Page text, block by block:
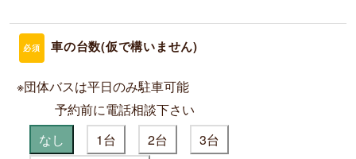
必須 車の台数(仮で構いません)
※団体バスは平日のみ駐車可能
予約前に電話相談下さい
なし
1台 2台
3台